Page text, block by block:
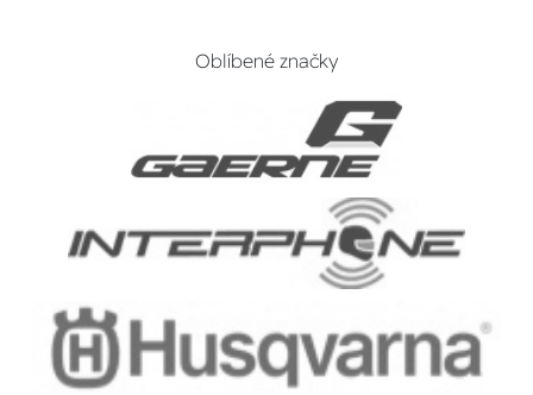
Oblíbené značky